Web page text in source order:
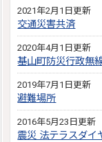
2021年2月1日更新
交通災害共済
2020年4月1日更新
基山町防災行政無
2019年7月1日更新
避難場所
2016年5月23日更新
震災 法テラスダイ